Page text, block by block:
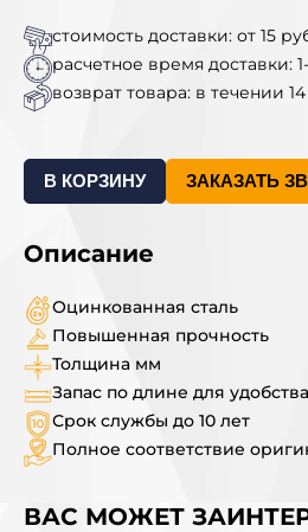
стоимость доставки: от 15
расчетное время доставки:
возврат товара: в течении
В КОРЗИНУ ЗАКАЗАТЬ
Описание
Оцинкованная сталь
Толщина мм
Срок службы до 10 лет
Повышенная прочность
Запас по длине для
Полное соответствие
ВАС МОЖЕТ